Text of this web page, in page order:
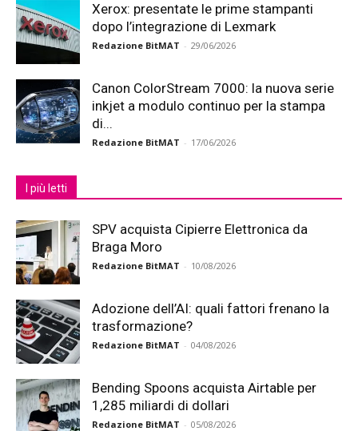
Xerox: presentate le prime stampanti
dopo l’integrazione di Lexmark
Redazione BitMAT - 29/06/2026
Canon ColorStream 7000: la nuova serie
inkjet a modulo continuo per la stampa
di...
Redazione BitMAT - 17/06/2026
I più letti
SPV acquista Cipierre Elettronica da
Braga Moro
Redazione BitMAT - 10/08/2026
Adozione dell’AI: quali fattori frenano la
trasformazione?
Redazione BitMAT - 04/08/2026
Bending Spoons acquista Airtable per
1,285 miliardi di dollari
Redazione BitMAT - 05/08/2026